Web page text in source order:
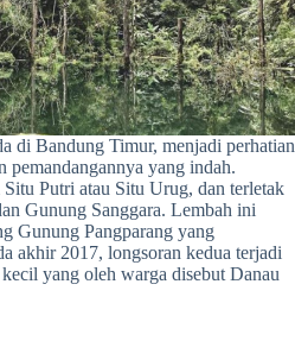
di Bandung Timur, menjadi perhatian
pemandangannya yang indah.
Putri atau Situ Urug, dan terletak
Gunung Sanggara. Lembah ini
Gunung Pangparang yang
akhir 2017, longsoran kedua terjadi
yang oleh warga disebut Danau